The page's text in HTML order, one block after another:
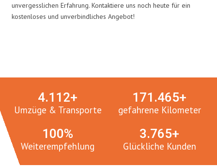
unvergesslichen Erfahrung. Kontaktiere uns noch heute für ein
kostenloses und unverbindliches Angebot!
Umzüge & Transporte
4.112+
gefahrene Kilometer
171.465+
Weiterempfehlung
100%
Glückliche Kunden
3.765+